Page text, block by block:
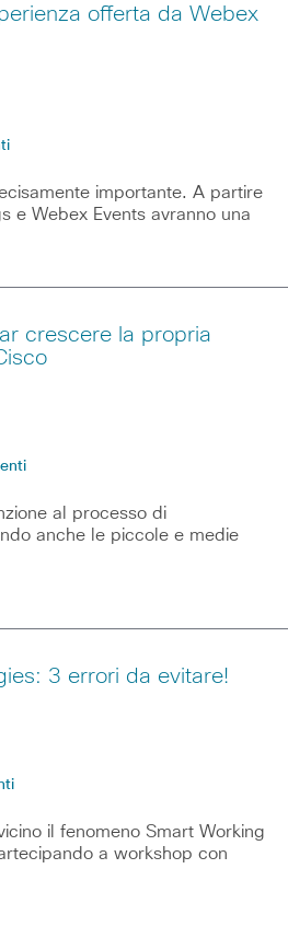
offerta da Webex
importante. A partire
e Webex Events avranno una
crescere la propria
al processo di
anche le piccole e medie
3 errori da evitare!
il fenomeno Smart Working
a workshop con